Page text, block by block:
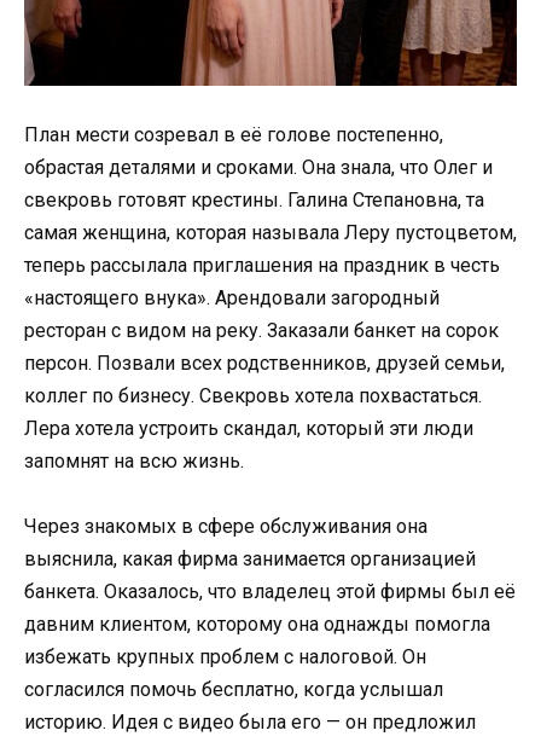
План мести созревал в её голове постепенно,
обрастая деталями и сроками. Она знала, что Олег и
свекровь готовят крестины. Галина Степановна, та
самая женщина, которая называла Леру пустоцветом,
теперь рассылала приглашения на праздник в честь
«настоящего внука». Арендовали загородный
ресторан с видом на реку. Заказали банкет на сорок
персон. Позвали всех родственников, друзей семьи,
коллег по бизнесу. Свекровь хотела похвастаться.
Лера хотела устроить скандал, который эти люди
запомнят на всю жизнь.
Через знакомых в сфере обслуживания она
выяснила, какая фирма занимается организацией
банкета. Оказалось, что владелец этой фирмы был её
давним клиентом, которому она однажды помогла
избежать крупных проблем с налоговой. Он
согласился помочь бесплатно, когда услышал
историю. Идея с видео была его — он предложил